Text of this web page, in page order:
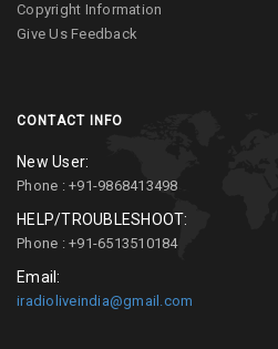
Copyright Information
Give Us Feedback
CONTACT INFO
New User:
Phone : +91-9868413498
HELP/TROUBLESHOOT:
Phone : +91-6513510184
Email:
iradioliveindia@gmail.com